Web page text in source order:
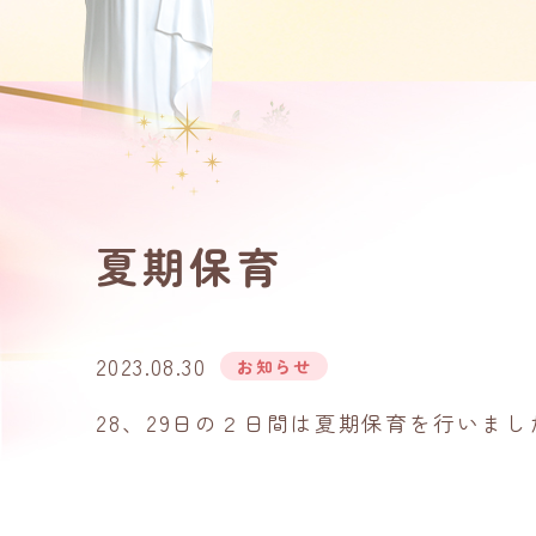
夏期保育
2023.08.30 お知らせ
28、29日の２日間は夏期保育を行いまし